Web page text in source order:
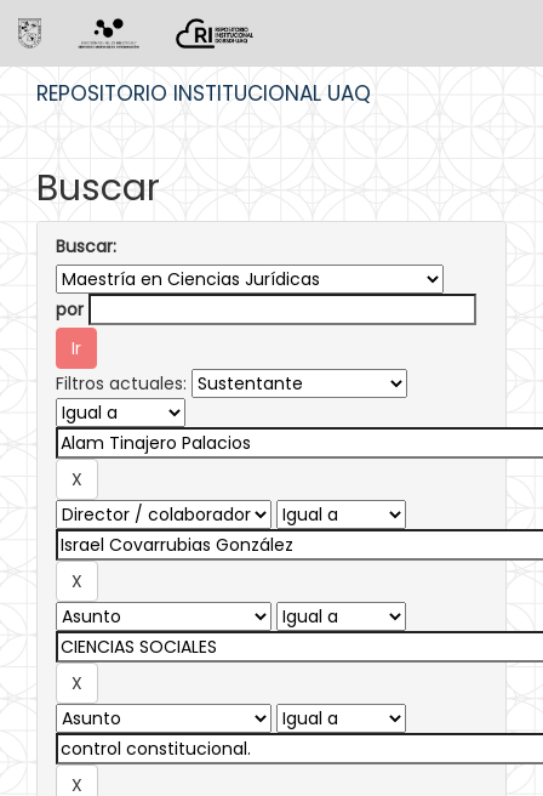
REPOSITORIO INSTITUCIONAL UAQ
Buscar
Buscar:
por
Filtros actuales: